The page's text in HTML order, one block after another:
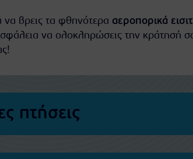
βρεις τα φθηνότερα αεροπορικά
να ολοκληρώσεις την κράτησή
πτήσεις